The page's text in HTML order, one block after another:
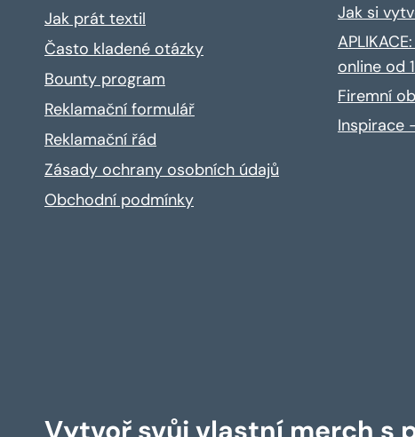
Jak prát textil
Často kladené otázky
Bounty program
Reklamační formulář
Reklamační řád
Zásady ochrany osobních údajů
Obchodní podmínky
Jak si
online od
Firemní
Inspirace